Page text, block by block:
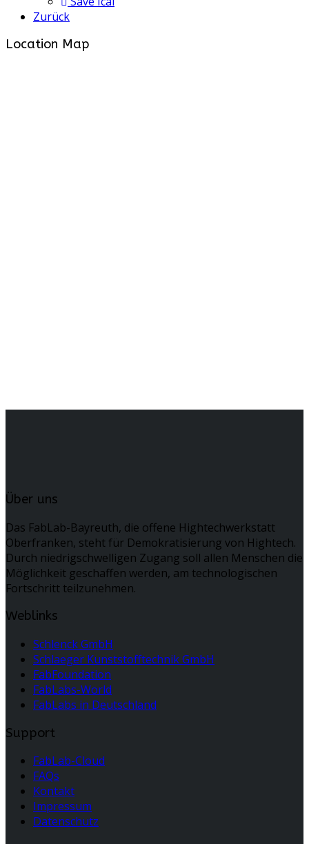
Zurück
Location Map
Über uns
Das FabLab-Bayreuth, die offene Hightechwerkstatt
Oberfranken, steht für Demokratisierung von Hightech.
Durch niedrigschwelligen Zugang soll allen Menschen die
Möglichkeit geschaffen werden, am technologischen
Fortschritt teilzunehmen.
Weblinks
Schlenck GmbH
Schlaeger Kunststofftechnik GmbH
FabFoundation
FabLabs-World
FabLabs in Deutschland
Support
FabLab-Cloud
FAQs
Kontakt
Impressum
Datenschutz